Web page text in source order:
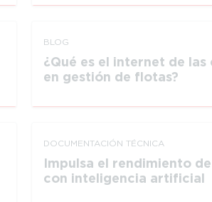
BLOG
¿Qué es el internet de las
en gestión de flotas?
DOCUMEN­TACIÓN TÉCNICA
Impulsa el rendimiento
con inteli­gencia artificial